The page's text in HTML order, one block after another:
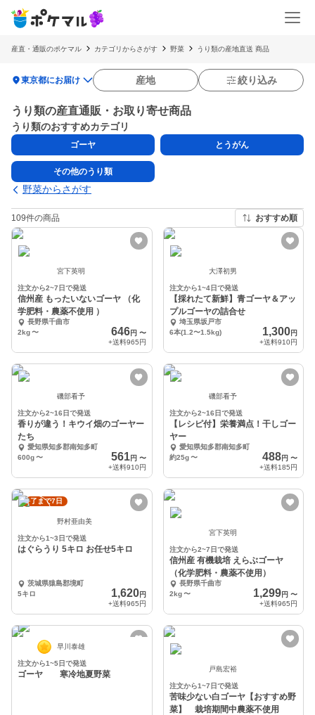
産直・通販のポケマル カテゴリからさがす 野菜 うり類の産地直送 商品
location_on東京都にお届け 産地 絞り込み
うり類の産直通販・お取り寄せ商品
うり類のおすすめカテゴリ
ゴーヤ とうがん
その他のうり類
野菜からさがす
109件の商品 おすすめ順
宮下英明
注文から2~7日で発送
信州産 もったいないゴーヤ （化
学肥料・農薬不使用 ）
長野県千曲市
2kg〜 646円 〜
+送料965円
大澤初男
注文から1~4日で発送
【採れたて新鮮】青ゴーヤ＆アッ
プルゴーヤの詰合せ
埼玉県坂戸市
6本(1.2〜1.5kg)
1,300円
+送料910円
磯部看予
注文から2~16日で発送
香りが違う！キウイ畑のゴーヤー
たち
愛知県知多郡南知多町
600g〜 561円 〜
+送料910円
磯部看予
注文から2~16日で発送
【レシピ付】栄養満点！干しゴー
ヤー
愛知県知多郡南知多町
約25g 〜 488円 〜
+送料185円
終了まで7日
野村亜由美
注文から1~3日で発送
はぐらうり 5キロ お任せ5キロ
茨城県猿島郡境町
5キロ
1,620円
+送料965円
宮下英明
注文から2~7日で発送
信州産 有機栽培 えらぶゴーヤ
（化学肥料・農薬不使用）
長野県千曲市
2kg 〜 1,299円 〜
+送料965円
早川泰雄
注文から1~5日で発送
ゴーヤ 寒冷地夏野菜
戸島宏裕
注文から1~7日で発送
苦味少ない白ゴーヤ【おすすめ野
菜】 栽培期間中農薬不使用